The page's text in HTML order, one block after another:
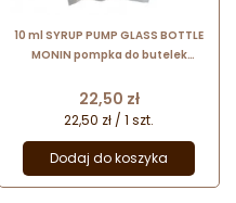
10 ml SYRUP PUMP GLASS BOTTLE
MONIN pompka do butelek
Cena
22,50 zł
22,50 zł / 1 szt.
Dodaj do koszyka